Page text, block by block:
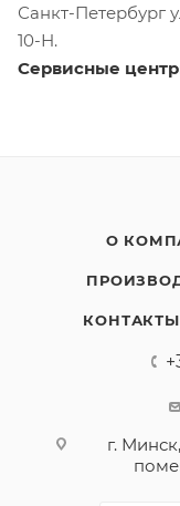
Санкт-Петербург
10-Н.
Сервисные
О
КОНТАКТЫ
г.